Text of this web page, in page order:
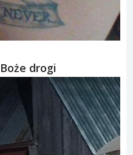
drogi